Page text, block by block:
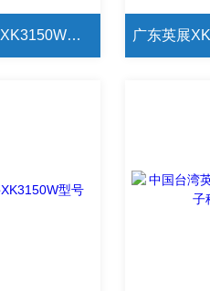
英展电子秤精度是多少 XK3150W电子秤精度多少